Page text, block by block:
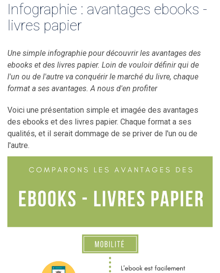
Infographie : avantages ebooks -
livres papier
Une simple infographie pour découvrir les avantages des
ebooks et des livres papier. Loin de vouloir définir qui de
l'un ou de l'autre va conquérir le marché du livre, chaque
format a ses avantages. A nous d'en profiter
Voici une présentation simple et imagée des avantages
des ebooks et des livres papier. Chaque format a ses
qualités, et il serait dommage de se priver de l'un ou de
l'autre.